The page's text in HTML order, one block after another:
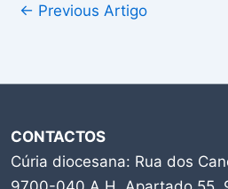
← Previous Artigo
CONTACTOS
Cúria diocesana: Rua dos